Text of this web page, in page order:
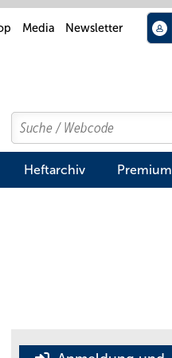
Media Newsletter
Search
Suchen
Heftarchiv Premium